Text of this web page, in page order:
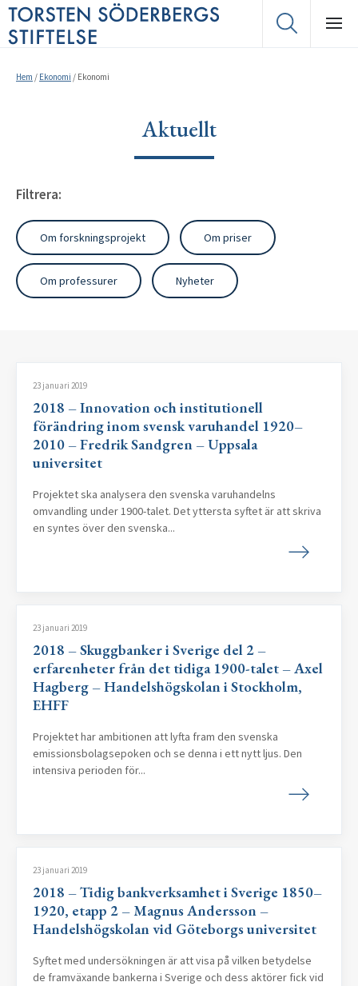
Hem / Ekonomi / Ekonomi
Aktuellt
Filtrera:
Om forskningsprojekt Om priser
Om professurer Nyheter
23 januari 2019
2018 – Innovation och institutionell
förändring inom svensk varuhandel 1920–
2010 – Fredrik Sandgren – Uppsala
universitet
Projektet ska analysera den svenska varuhandelns
omvandling under 1900-talet. Det yttersta syftet är att skriva
en syntes över den svenska...
23 januari 2019
2018 – Skuggbanker i Sverige del 2 –
erfarenheter från det tidiga 1900-talet – Axel
Hagberg – Handelshögskolan i Stockholm,
EHFF
Projektet har ambitionen att lyfta fram den svenska
emissionsbolagsepoken och se denna i ett nytt ljus. Den
intensiva perioden för...
23 januari 2019
2018 – Tidig bankverksamhet i Sverige 1850–
1920, etapp 2 – Magnus Andersson –
Handelshögskolan vid Göteborgs universitet
Syftet med undersökningen är att visa på vilken betydelse
de framväxande bankerna i Sverige och dess aktörer fick vid